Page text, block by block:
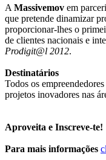
A Massivemov em
que pretende dinamizar
proporcionar-lhes o
de clientes nacionais e
Prodigit@l 2012.
Destinatários
Todos os
projetos inovadores nas
Aproveita e Inscreve-te!
Para mais informações